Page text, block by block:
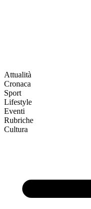
Attualità
Cronaca
Sport
Lifestyle
Eventi
Rubriche
Cultura